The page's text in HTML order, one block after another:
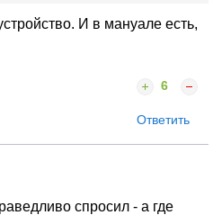
И в мануале есть,
6
Ответить
спросил - а где